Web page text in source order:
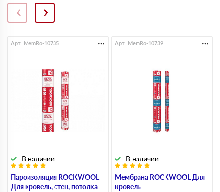
Пароизоляция ROCKWOOL
Для кровель, стен, потолка
В наличии
Арт. MemRo-10735
Мембрана ROCKWOOL Для
кровель
В наличии
Арт. MemRo-10739